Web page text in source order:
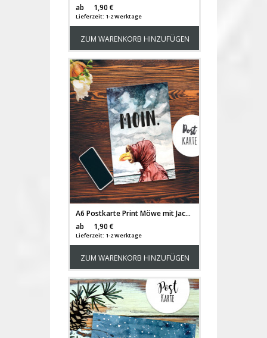
ab
1,90 €
Lieferzeit: 1-2 Werktage
ZUM WARENKORB HINZUFÜGEN
A6 Postkarte Print Möwe mit Jacke & Kapuze Spruch Moin Karte Grußkarte pk202
ab
1,90 €
Lieferzeit: 1-2 Werktage
ZUM WARENKORB HINZUFÜGEN